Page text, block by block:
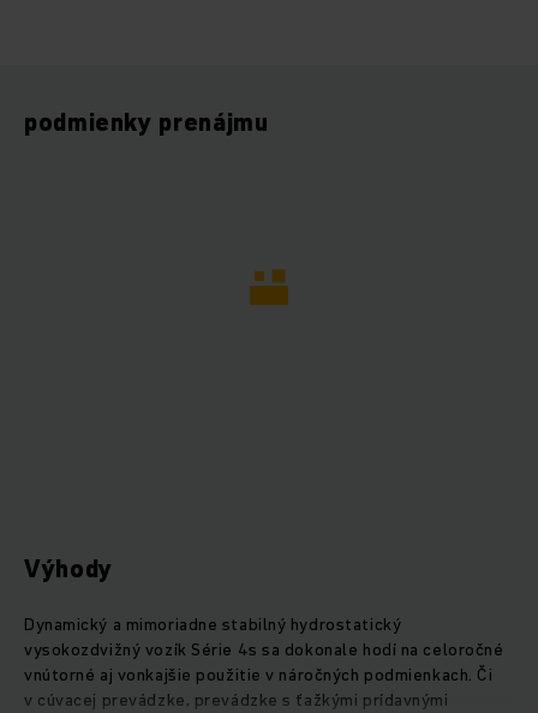
podmienky prenájmu
Výhody
Dynamický a mimoriadne stabilný hydrostatický
vysokozdvižný vozík Série 4s sa dokonale hodí na celoročné
vnútorné aj vonkajšie použitie v náročných podmienkach. Či
v cúvacej prevádzke, prevádzke s ťažkými prídavnými